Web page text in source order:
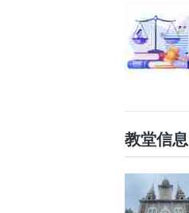
教堂信息